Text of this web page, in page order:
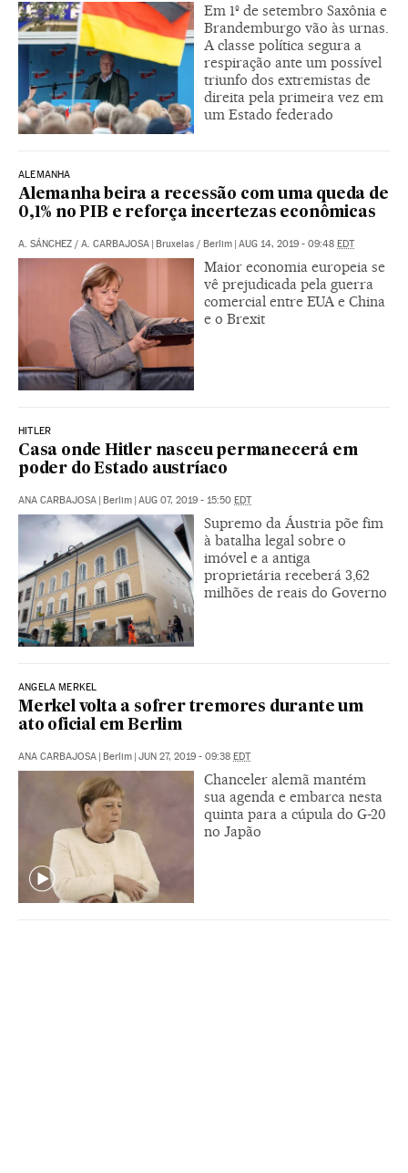
Em 1º de setembro Saxônia e
Brandemburgo vão às urnas.
A classe política segura a
respiração ante um possível
triunfo dos extremistas de
direita pela primeira vez em
um Estado federado
ALEMANHA
Alemanha beira a recessão com uma queda de
0,1% no PIB e reforça incertezas econômicas
A. SÁNCHEZ / A. CARBAJOSA | Bruxelas / Berlim | AUG 14, 2019 - 09:48 EDT
Maior economia europeia se
vê prejudicada pela guerra
comercial entre EUA e China
e o Brexit
HITLER
Casa onde Hitler nasceu permanecerá em
poder do Estado austríaco
ANA CARBAJOSA | Berlim | AUG 07, 2019 - 15:50 EDT
Supremo da Áustria põe fim
à batalha legal sobre o
imóvel e a antiga
proprietária receberá 3,62
milhões de reais do Governo
ANGELA MERKEL
Merkel volta a sofrer tremores durante um
ato oficial em Berlim
ANA CARBAJOSA | Berlim | JUN 27, 2019 - 09:38 EDT
Chanceler alemã mantém
sua agenda e embarca nesta
quinta para a cúpula do G-20
no Japão